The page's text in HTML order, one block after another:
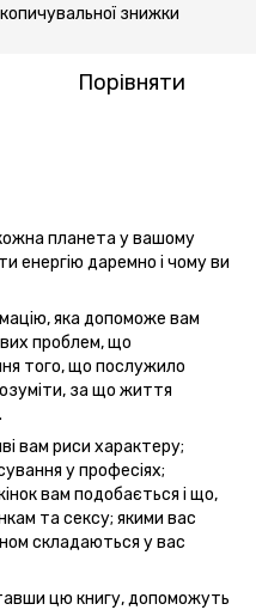
знижки
Порівняти
планета у вашому
енергію даремно і чому ви
яка допоможе вам
проблем, що
того, що послужило
за що життя
вам риси характеру;
у професіях;
вам подобається і що,
та сексу; якими вас
складаються у вас
цю книгу, допоможуть